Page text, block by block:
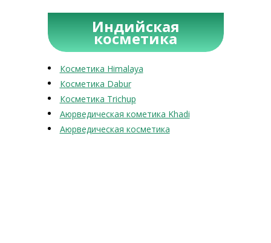
Индийская
косметика
Косметика Himalaya
Косметика Dabur
Косметика Trichup
Аюрведическая кометика Khadi
Аюрведическая косметика